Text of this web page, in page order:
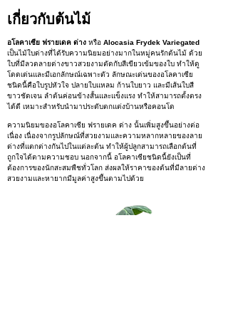
เกี่ยวกับต้นไม้
อโลคาเซีย ฟรายเดค ด่าง หรือ Alocasia Frydek Variegated
เป็นไม้ใบด่างที่ได้รับความนิยมอย่างมากในหมู่คนรักต้นไม้ ด้วย
ใบที่มีลวดลายด่างขาวสวยงามตัดกับสีเขียวเข้มของใบ ทำให้ดู
โดดเด่นและมีเอกลักษณ์เฉพาะตัว ลักษณะเด่นของอโลคาเซีย
ชนิดนี้คือใบรูปหัวใจ ปลายใบแหลม ก้านใบยาว และมีเส้นใบสี
ขาวชัดเจน ลำต้นค่อนข้างสั้นและแข็งแรง ทำให้สามารถตั้งตรง
ได้ดี เหมาะสำหรับนำมาประดับตกแต่งบ้านหรือคอนโด
ความนิยมของอโลคาเซีย ฟรายเดค ด่าง นั้นเพิ่มสูงขึ้นอย่างต่อ
เนื่อง เนื่องจากรูปลักษณ์ที่สวยงามและความหลากหลายของลาย
ด่างที่แตกต่างกันไปในแต่ละต้น ทำให้ผู้ปลูกสามารถเลือกต้นที่
ถูกใจได้ตามความชอบ นอกจากนี้ อโลคาเซียชนิดนี้ยังเป็นที่
ต้องการของนักสะสมพืชทั่วโลก ส่งผลให้ราคาของต้นที่มีลายด่าง
สวยงามและหายากมีมูลค่าสูงขึ้นตามไปด้วย